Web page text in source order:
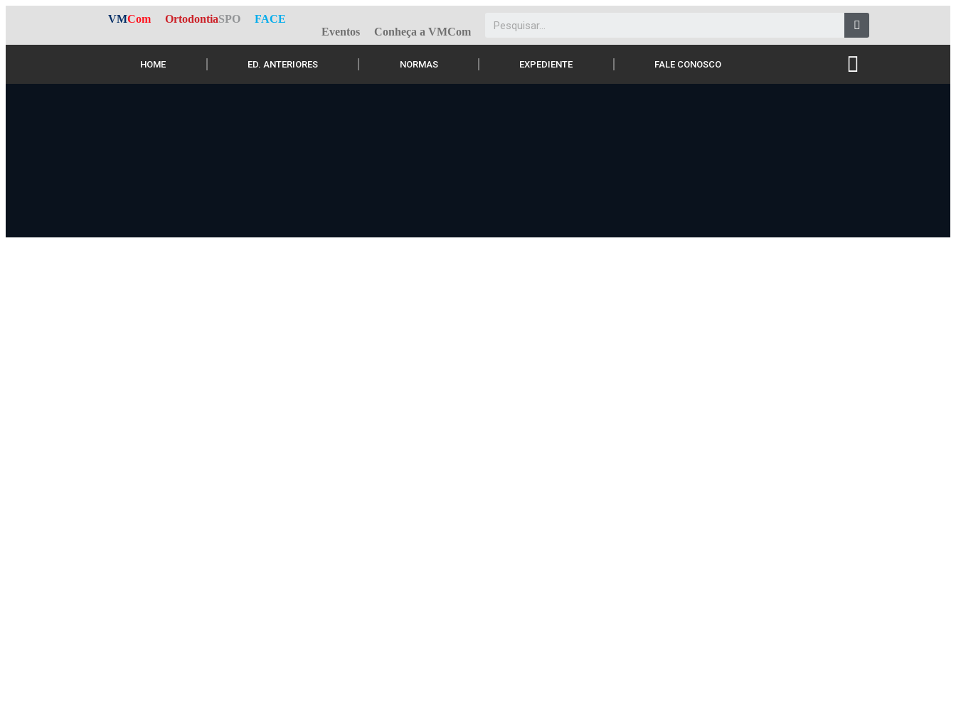
VMCom OrtodontiaSPO
FACE
Eventos
Conheça a VMCom
HOME ED. ANTERIORES NORMAS EXPEDIENTE FALE CONOSCO